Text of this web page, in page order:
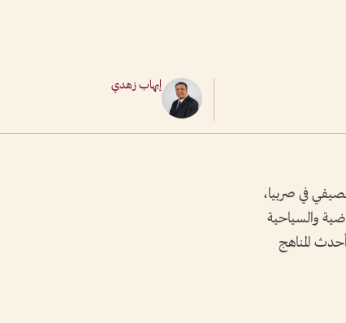
إيهاب زهدي
في صربيا،
الرياضية والسياحية
المناهج